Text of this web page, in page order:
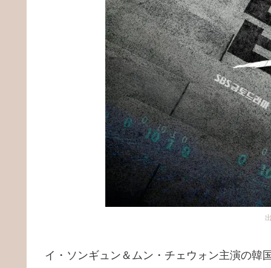
イ・ソンギュン＆ムン・チェウォン主演の韓